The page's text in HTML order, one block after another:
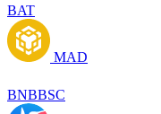
BAT
MAD
BNBBSC